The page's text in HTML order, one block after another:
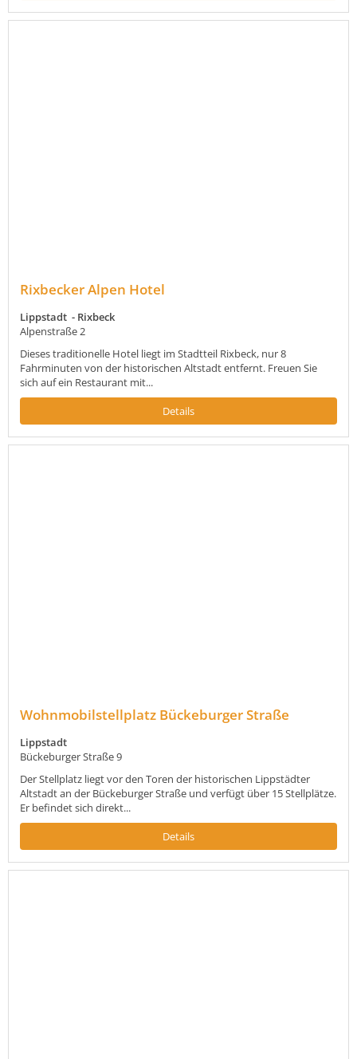
Rixbecker Alpen Hotel
Lippstadt - Rixbeck
Alpenstraße 2
Dieses traditionelle Hotel liegt im Stadtteil Rixbeck, nur 8
Fahrminuten von der historischen Altstadt entfernt. Freuen Sie
sich auf ein Restaurant mit...
Details
Wohnmobilstellplatz Bückeburger Straße
Lippstadt
Bückeburger Straße 9
Der Stellplatz liegt vor den Toren der historischen Lippstädter
Altstadt an der Bückeburger Straße und verfügt über 15 Stellplätze.
Er befindet sich direkt...
Details